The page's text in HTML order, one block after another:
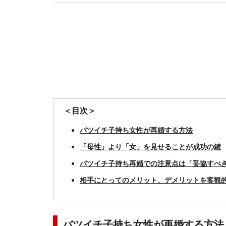
＜目次＞
バツイチ子持ち女性が再婚する方法
「母性」より「女」を見せることが成功の鍵
バツイチ子持ち再婚での注意点は「妥協すべ
相手にとってのメリット、デメリットを客観